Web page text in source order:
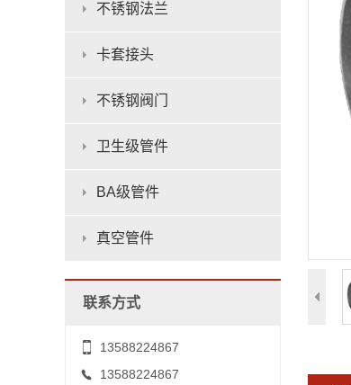
不锈钢法兰
卡套接头
不锈钢阀门
卫生级管件
BA级管件
真空管件
联系方式
13588224867
13588224867